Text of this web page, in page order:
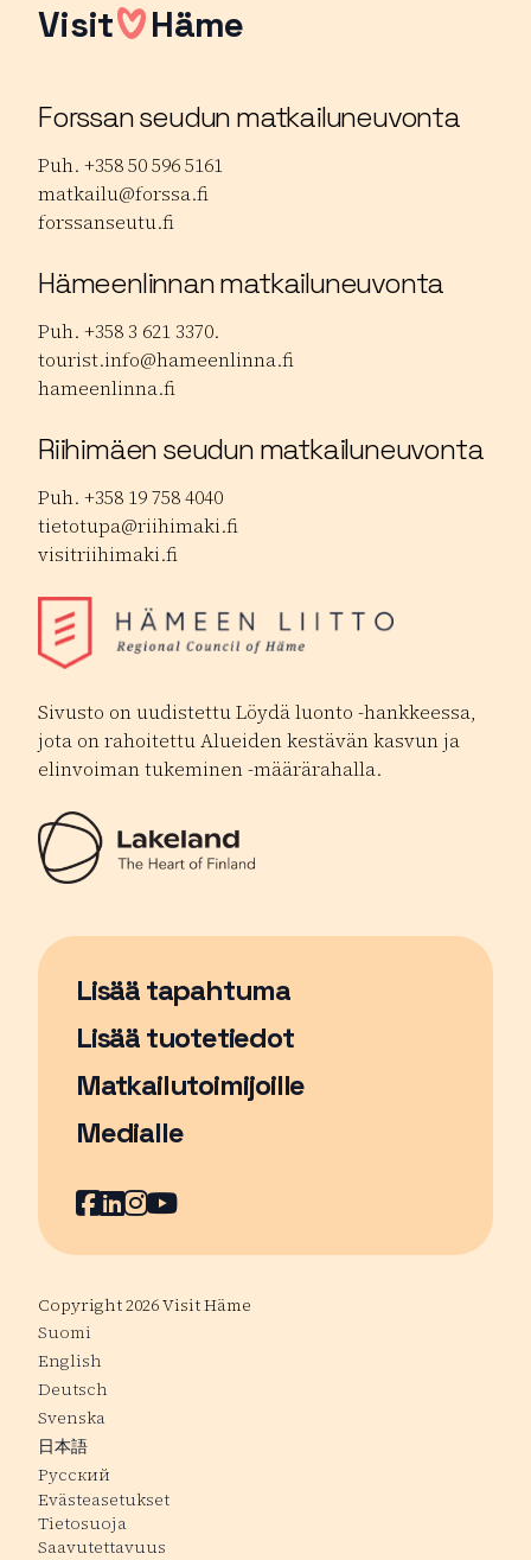
Visit Häme
Forssan seudun matkailuneuvonta
Puh. +358 50 596 5161
matkailu@forssa.fi
forssanseutu.fi
Hämeenlinnan matkailuneuvonta
Puh. +358 3 621 3370.
tourist.info@hameenlinna.fi
hameenlinna.fi
Riihimäen seudun matkailuneuvonta
Puh. +358 19 758 4040
tietotupa@riihimaki.fi
visitriihimaki.fi
Sivusto on uudistettu Löydä luonto -hankkeessa,
jota on rahoitettu Alueiden kestävän kasvun ja
elinvoiman tukeminen -määrärahalla.
Lisää tapahtuma
Sivu avautuu uudessa ikkunassa
Lisää tuotetiedot
Matkailutoimijoille
Medialle
Facebook
Sivu avautuu uudessa ikkunassa
LinkedIn
Sivu avautuu uudessa ikkunassa
Instagram
Sivu avautuu uudessa
YouTube
Sivu avautuu uudessa
Copyright 2026 Visit Häme
Suomi
English
Deutsch
Svenska
日本語
Русский
Evästeasetukset
Tietosuoja
Saavutettavuus